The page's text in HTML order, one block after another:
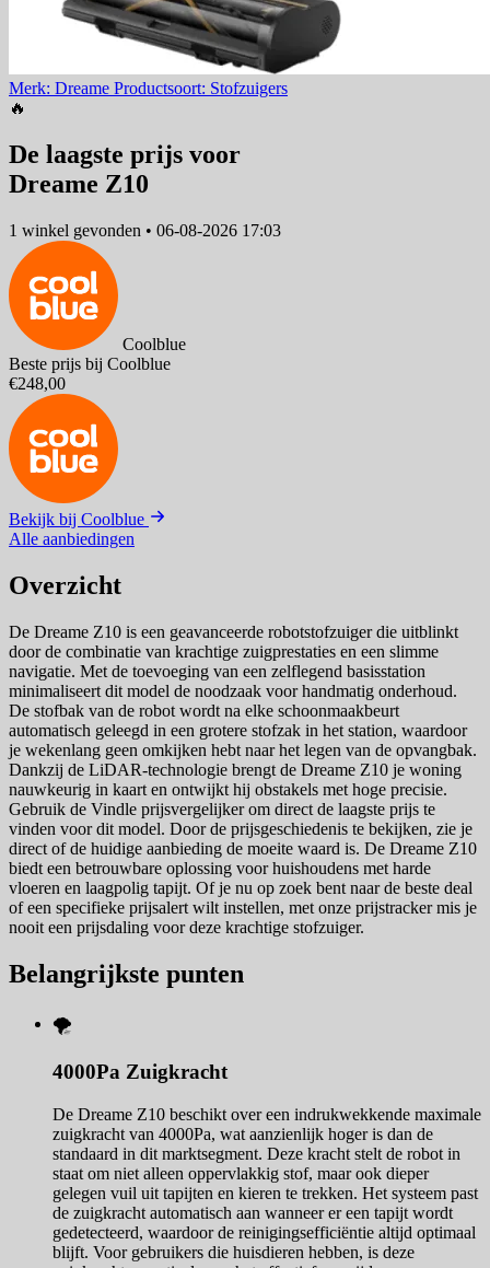
Merk: Dreame Productsoort: Stofzuigers
🔥
De laagste prijs voor
Dreame Z10
1 winkel gevonden • 06-08-2026 17:03
Coolblue
Beste prijs bij Coolblue
€248,00
Bekijk bij Coolblue
Alle aanbiedingen
Overzicht
De Dreame Z10 is een geavanceerde robotstofzuiger die uitblinkt
door de combinatie van krachtige zuigprestaties en een slimme
navigatie. Met de toevoeging van een zelflegend basisstation
minimaliseert dit model de noodzaak voor handmatig onderhoud.
De stofbak van de robot wordt na elke schoonmaakbeurt
automatisch geleegd in een grotere stofzak in het station, waardoor
je wekenlang geen omkijken hebt naar het legen van de opvangbak.
Dankzij de LiDAR-technologie brengt de Dreame Z10 je woning
nauwkeurig in kaart en ontwijkt hij obstakels met hoge precisie.
Gebruik de Vindle prijsvergelijker om direct de laagste prijs te
vinden voor dit model. Door de prijsgeschiedenis te bekijken, zie je
direct of de huidige aanbieding de moeite waard is. De Dreame Z10
biedt een betrouwbare oplossing voor huishoudens met harde
vloeren en laagpolig tapijt. Of je nu op zoek bent naar de beste deal
of een specifieke prijsalert wilt instellen, met onze prijstracker mis je
nooit een prijsdaling voor deze krachtige stofzuiger.
Belangrijkste punten
🌪️
4000Pa Zuigkracht
De Dreame Z10 beschikt over een indrukwekkende maximale
zuigkracht van 4000Pa, wat aanzienlijk hoger is dan de
standaard in dit marktsegment. Deze kracht stelt de robot in
staat om niet alleen oppervlakkig stof, maar ook dieper
gelegen vuil uit tapijten en kieren te trekken. Het systeem past
de zuigkracht automatisch aan wanneer er een tapijt wordt
gedetecteerd, waardoor de reinigingsefficiëntie altijd optimaal
blijft. Voor gebruikers die huisdieren hebben, is deze